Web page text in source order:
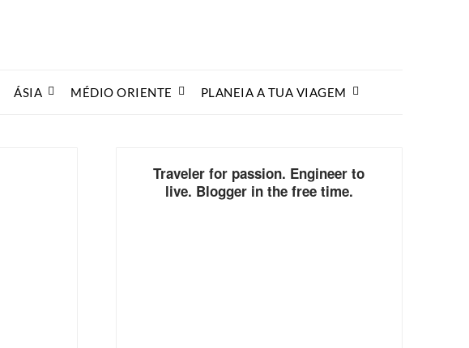
ÁSIA MÉDIO ORIENTE PLANEIA A TUA VIAGEM
Traveler for passion. Engineer to
live. Blogger in the free time.